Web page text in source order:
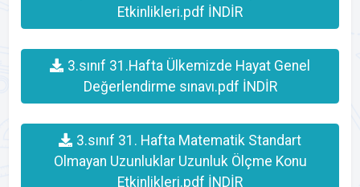
Etkinlikleri.pdf İNDİR
3.sınıf 31.Hafta Ülkemizde Hayat Genel
Değerlendirme sınavı.pdf İNDİR
3.sınıf 31. Hafta Matematik Standart
Olmayan Uzunluklar Uzunluk Ölçme Konu
Etkinlikleri.pdf İNDİR